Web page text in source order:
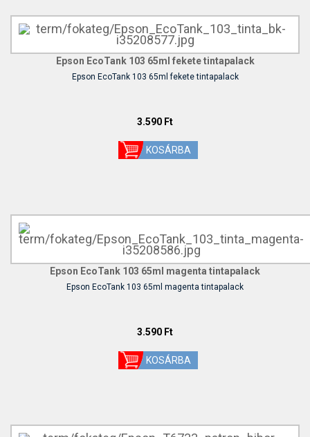
Epson EcoTank 103 65ml fekete tintapalack
Epson EcoTank 103 65ml fekete tintapalack
3.590 Ft
Epson EcoTank 103 65ml magenta tintapalack
Epson EcoTank 103 65ml magenta tintapalack
3.590 Ft